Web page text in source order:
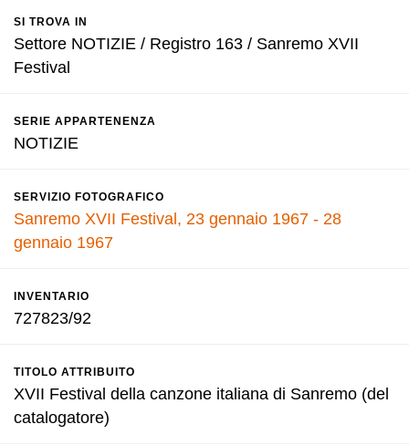
SI TROVA IN
Settore NOTIZIE / Registro 163 / Sanremo XVII
Festival
SERIE APPARTENENZA
NOTIZIE
SERVIZIO FOTOGRAFICO
Sanremo XVII Festival, 23 gennaio 1967 - 28
gennaio 1967
INVENTARIO
727823/92
TITOLO ATTRIBUITO
XVII Festival della canzone italiana di Sanremo (del
catalogatore)